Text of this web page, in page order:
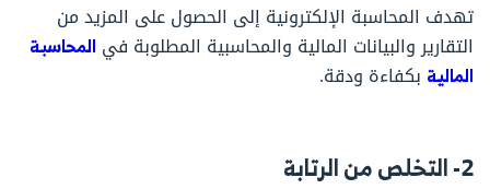
تهدف المحاسبة الإلكترونية إلى الحصول على المزيد من
التقارير والبيانات المالية والمحاسبية المطلوبة في المحاسبة
المالية بكفاءة ودقة.
2- التخلص من الرتابة